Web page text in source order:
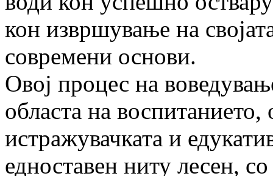
кон извршување на
современи основи.
Овој процес на
областа на
истражувачката и
едноставен ниту лесен,